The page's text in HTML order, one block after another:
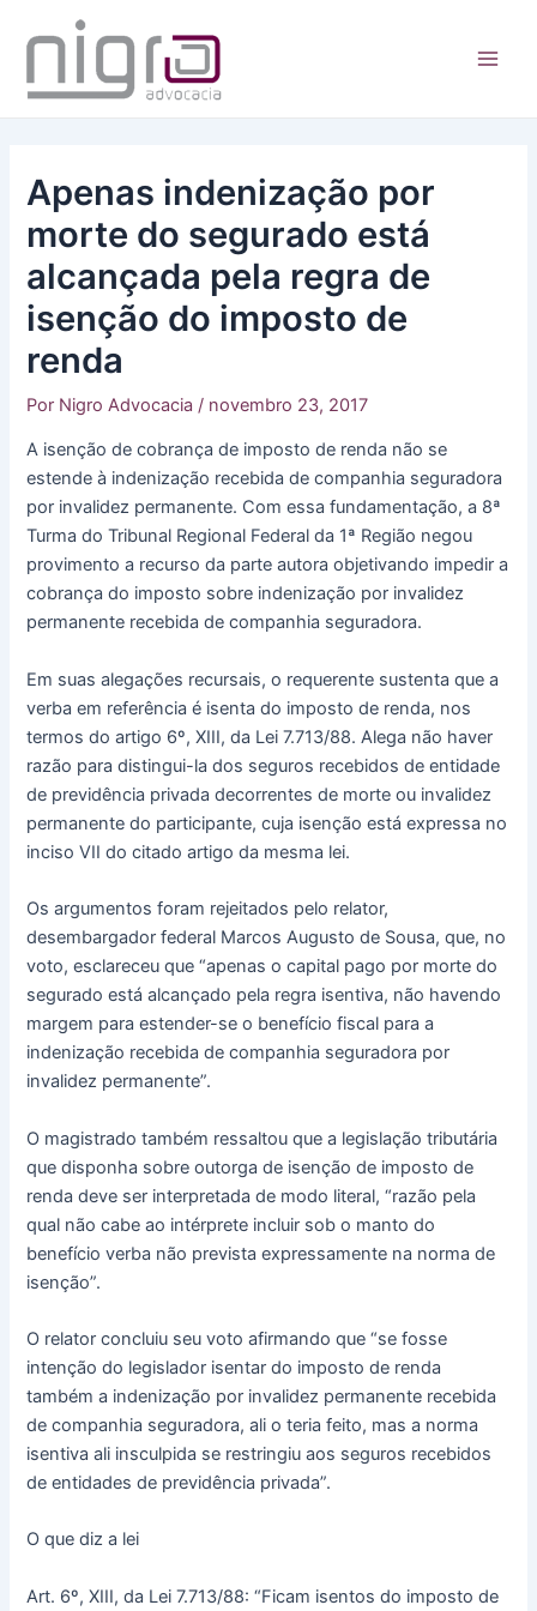
para
conteúdo
Apenas indenização por
morte do segurado está
alcançada pela regra de
isenção do imposto de
renda
Por Nigro Advocacia / novembro 23, 2017
A isenção de cobrança de imposto de renda não se
estende à indenização recebida de companhia seguradora
por invalidez permanente. Com essa fundamentação, a 8ª
Turma do Tribunal Regional Federal da 1ª Região negou
provimento a recurso da parte autora objetivando impedir a
cobrança do imposto sobre indenização por invalidez
permanente recebida de companhia seguradora.
Em suas alegações recursais, o requerente sustenta que a
verba em referência é isenta do imposto de renda, nos
termos do artigo 6º, XIII, da Lei 7.713/88. Alega não haver
razão para distingui-la dos seguros recebidos de entidade
de previdência privada decorrentes de morte ou invalidez
permanente do participante, cuja isenção está expressa no
inciso VII do citado artigo da mesma lei.
Os argumentos foram rejeitados pelo relator,
desembargador federal Marcos Augusto de Sousa, que, no
voto, esclareceu que “apenas o capital pago por morte do
segurado está alcançado pela regra isentiva, não havendo
margem para estender-se o benefício fiscal para a
indenização recebida de companhia seguradora por
invalidez permanente”.
O magistrado também ressaltou que a legislação tributária
que disponha sobre outorga de isenção de imposto de
renda deve ser interpretada de modo literal, “razão pela
qual não cabe ao intérprete incluir sob o manto do
benefício verba não prevista expressamente na norma de
isenção”.
O relator concluiu seu voto afirmando que “se fosse
intenção do legislador isentar do imposto de renda
também a indenização por invalidez permanente recebida
de companhia seguradora, ali o teria feito, mas a norma
isentiva ali insculpida se restringiu aos seguros recebidos
de entidades de previdência privada”.
O que diz a lei
Art. 6º, XIII, da Lei 7.713/88: “Ficam isentos do imposto de